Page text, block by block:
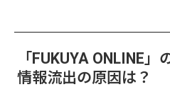
「FUKUYA ONLINE
情報流出の原因は？